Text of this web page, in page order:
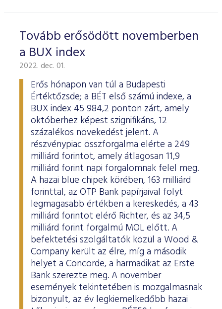
Tovább erősödött novemberben
a BUX index
2022. dec. 01.
Erős hónapon van túl a Budapesti
Értéktőzsde; a BÉT első számú indexe, a
BUX index 45 984,2 ponton zárt, amely
októberhez képest szignifikáns, 12
százalékos növekedést jelent. A
részvénypiac összforgalma elérte a 249
milliárd forintot, amely átlagosan 11,9
milliárd forint napi forgalomnak felel meg.
A hazai blue chipek körében, 163 milliárd
forinttal, az OTP Bank papírjaival folyt
legmagasabb értékben a kereskedés, a 43
milliárd forintot elérő Richter, és az 34,5
milliárd forint forgalmú MOL előtt. A
befektetési szolgáltatók közül a Wood &
Company került az élre, míg a második
helyet a Concorde, a harmadikat az Erste
Bank szerezte meg. A november
események tekintetében is mozgalmasnak
bizonyult, az év legkiemelkedőbb hazai